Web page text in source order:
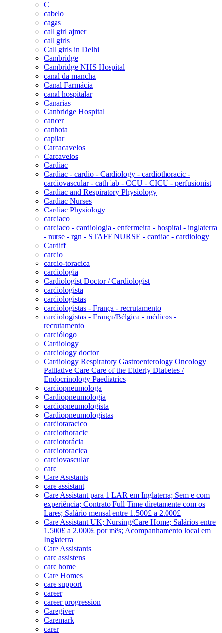
C
cabelo
cagas
call girl ajmer
call girls
Call girls in Delhi
Cambridge
Cambridge NHS Hospital
canal da mancha
Canal Farmácia
canal hospitalar
Canarias
Canbridge Hospital
cancer
canhota
capilar
Carcacavelos
Carcavelos
Cardiac
Cardiac - cardio - Cardiology - cardiothoracic -
cardiovascular - cath lab - CCU - CICU - perfusionist
Cardiac and Respiratory Physiology
Cardiac Nurses
Cardiac Physiology
cardiaco
cardiaco - cardiologia - enfermeira - hospital - inglaterra
- nurse - rgn - STAFF NURSE - cardiac - cardiology
Cardiff
cardio
cardio-toracica
cardiologia
Cardiologist Doctor / Cardiologist
cardiologista
cardiologistas
cardiologistas - França - recrutamento
cardiologistas - França/Bélgica - médicos -
recrutamento
cardiólogo
Cardiology
cardiology doctor
Cardiology Respiratory Gastroenterology Oncology
Palliative Care Care of the Elderly Diabetes /
Endocrinology Paediatrics
cardiopneumologa
Cardiopneumologia
cardiopneumologista
Cardiopneumologistas
cardiotaracico
cardiothoracic
cardiotorácia
cardiotoracica
cardiovascular
care
Care Asistants
care assistant
Care Assistant para 1 LAR em Inglaterra; Sem e com
experiência; Contrato Full Time diretamente com os
Lares; Salário mensal entre 1.500£ a 2.000£
Care Assistant UK; Nursing/Care Home; Salários entre
1.500£ a 2.000£ por mês; Acompanhamento local em
Inglaterra
Care Assistants
care assistens
care home
Care Homes
care support
career
career progression
Caregiver
Caremark
carer